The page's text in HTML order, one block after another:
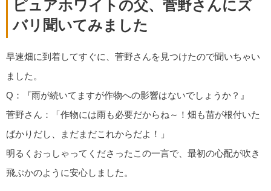
ピュアホワイトの父、菅野さんにズ
バリ聞いてみました
早速畑に到着してすぐに、菅野さんを見つけたので聞いちゃい
ました。
Q：『雨が続いてますが作物への影響はないでしょうか？』
菅野さん：「作物には雨も必要だからね～！畑も苗が根付いた
ばかりだし、まだまだこれからだよ！」
明るくおっしゃってくださったこの一言で、最初の心配が吹き
飛ぶかのように安心しました。